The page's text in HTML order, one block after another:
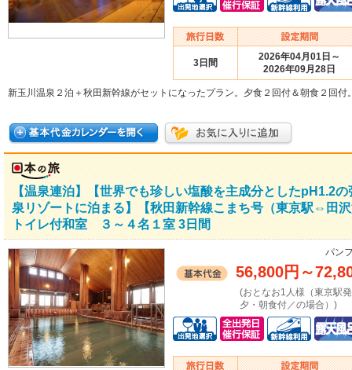
3日間
2026年04月01日～
2026年09月28日
新玉川温泉２泊＋秋田新幹線がセットになったプラン。夕食２回付＆朝食２回付
【温泉連泊】【世界でも珍しい塩酸を主成分としたpH1.2
泉リゾートに泊まる】【秋田新幹線こまち号（東京駅⇔田
トイレ付和室 ３～４名１室 3日間
パン
56,800円 ～
(おとなお1人様（東京駅
夕・朝食付／の場合）)